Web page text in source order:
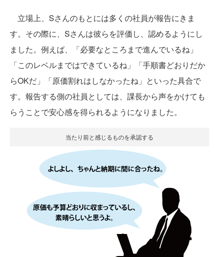
立場上、Sさんのもとには多くの社員が報告にきま
す。その際に、Sさんは彼らを評価し、認めるようにし
ました。例えば、「必要なところまで進んでいるね」
「このレベルまではできているね」「手順書どおりだか
らOKだ」「原価割れはしなかったね」といった具合で
す。報告する側の社員としては、課長から声をかけても
らうことで安心感を得られるようになりました。
当たり前と感じるものを承認する